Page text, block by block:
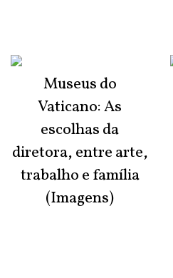
Museus do
Vaticano: As
escolhas da
diretora, entre arte,
trabalho e família
(Imagens)